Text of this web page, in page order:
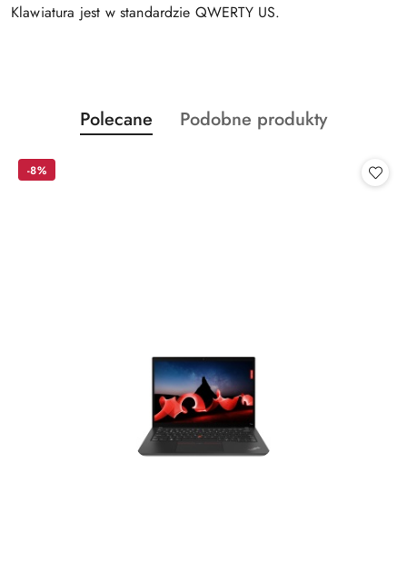
Klawiatura jest w standardzie QWERTY US.
Pomiń karuzelę produktów
Produkty
o
Polecane
Produkty
Podobne produkty
-8%